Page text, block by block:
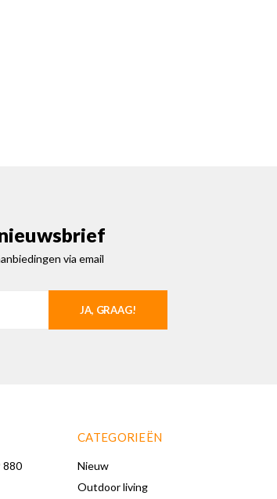
via email
JA, GRAAG!
880
CATEGORIEËN
Nieuw
Outdoor living